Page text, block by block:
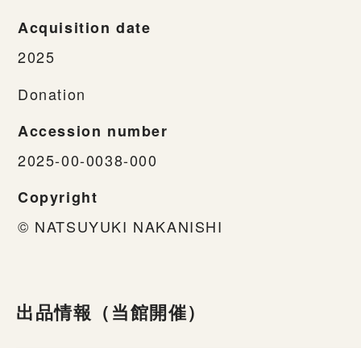
Acquisition date
2025
Donation
Accession number
2025-00-0038-000
Copyright
© NATSUYUKI NAKANISHI
出品情報（当館開催）